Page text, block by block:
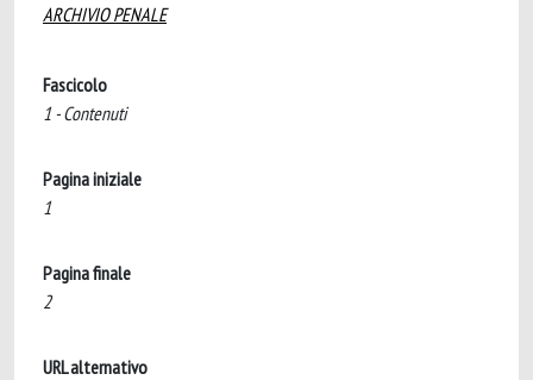
ARCHIVIO PENALE
Fascicolo
1 - Contenuti
Pagina iniziale
1
Pagina finale
2
URL alternativo